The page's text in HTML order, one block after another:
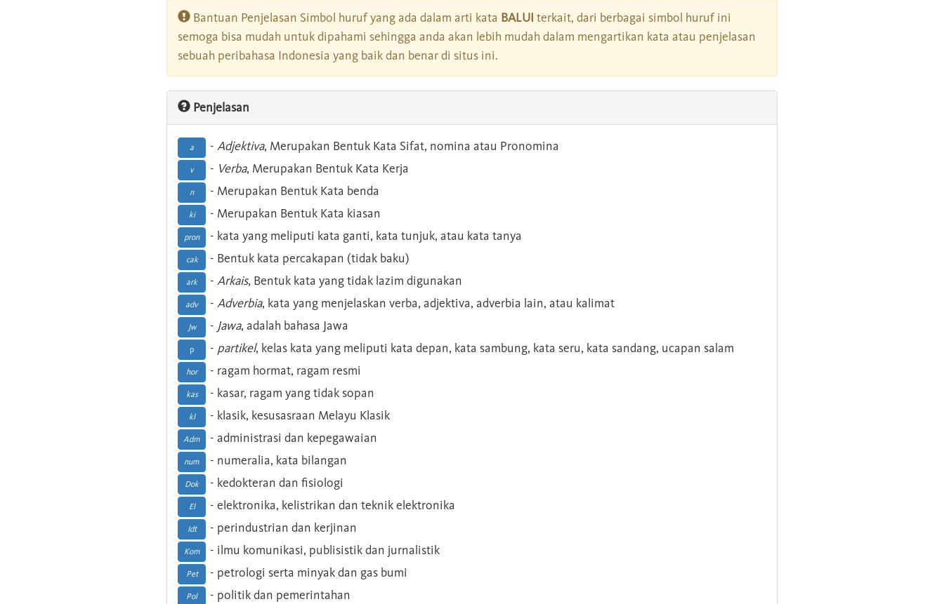
Bantuan Penjelasan Simbol huruf yang ada dalam arti kata BALUI terkait, dari berbagai simbol huruf ini
semoga bisa mudah untuk dipahami sehingga anda akan lebih mudah dalam mengartikan kata atau penjelasan
sebuah peribahasa Indonesia yang baik dan benar di situs ini.
Penjelasan
a - Adjektiva, Merupakan Bentuk Kata Sifat, nomina atau Pronomina
v - Verba, Merupakan Bentuk Kata Kerja
n - Merupakan Bentuk Kata benda
ki - Merupakan Bentuk Kata kiasan
pron - kata yang meliputi kata ganti, kata tunjuk, atau kata tanya
cak - Bentuk kata percakapan (tidak baku)
ark - Arkais, Bentuk kata yang tidak lazim digunakan
adv - Adverbia, kata yang menjelaskan verba, adjektiva, adverbia lain, atau kalimat
Jw - Jawa, adalah bahasa Jawa
p - partikel, kelas kata yang meliputi kata depan, kata sambung, kata seru, kata sandang, ucapan salam
hor - ragam hormat, ragam resmi
kas - kasar, ragam yang tidak sopan
kl - klasik, kesusasraan Melayu Klasik
Adm - administrasi dan kepegawaian
num - numeralia, kata bilangan
Dok - kedokteran dan fisiologi
El - elektronika, kelistrikan dan teknik elektronika
Idt - perindustrian dan kerjinan
Kom - ilmu komunikasi, publisistik dan jurnalistik
Pet - petrologi serta minyak dan gas bumi
Pol - politik dan pemerintahan